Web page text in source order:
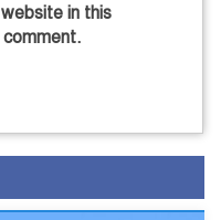
in this